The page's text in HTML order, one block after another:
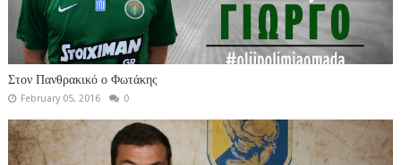
Στον Πανθρακικό ο Φωτάκης
February 05, 2016 0